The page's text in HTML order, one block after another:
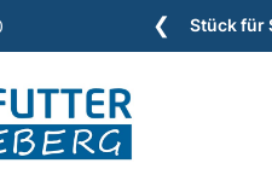
Stück für
❮